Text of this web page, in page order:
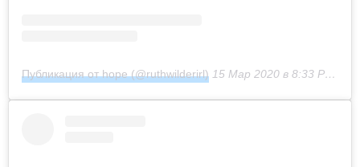
Публикация от hope (@ruthwilderirl) 15 Мар 2020 в 8:33 PDT